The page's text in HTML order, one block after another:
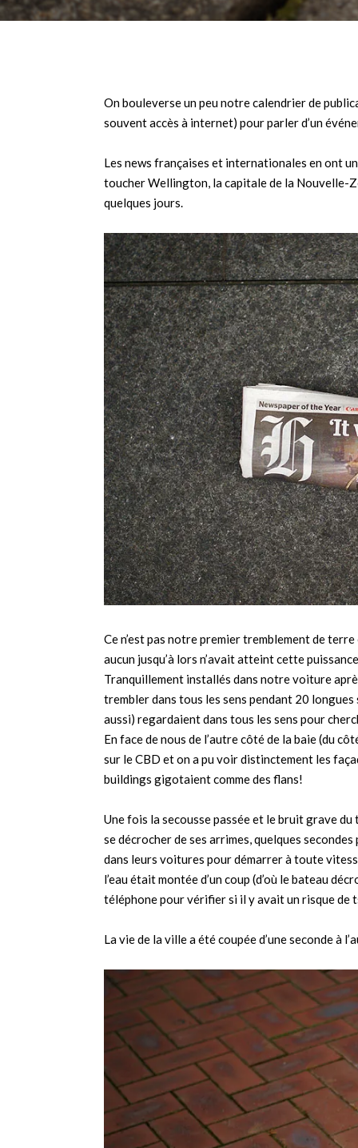
On bouleverse un peu notre calendrier de
souvent accès à internet) pour parler d’un
Les news françaises et internationales en ont
toucher Wellington, la capitale de la Nouvelle-
quelques jours.
Ce n’est pas notre premier tremblement de
aucun jusqu’à lors n’avait atteint cette
Tranquillement installés dans notre voiture
trembler dans tous les sens pendant 20
aussi) regardaient dans tous les sens pour
En face de nous de l’autre côté de la baie (du
sur le CBD et on a pu voir distinctement les
buildings gigotaient comme des flans!
Une fois la secousse passée et le bruit grave
se décrocher de ses arrimes, quelques
dans leurs voitures pour démarrer à toute
l’eau était montée d’un coup (d’où le bateau
téléphone pour vérifier si il y avait un risque de
La vie de la ville a été coupée d’une seconde à